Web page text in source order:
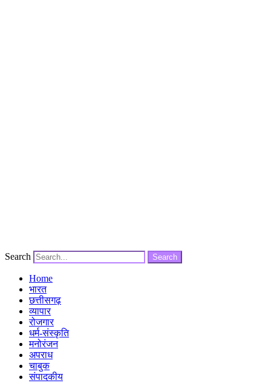
Search Search
Home
भारत
छत्तीसगढ़
व्यापार
रोजगार
धर्म-संस्कृति
मनोरंजन
अपराध
चाबुक
संपादकीय